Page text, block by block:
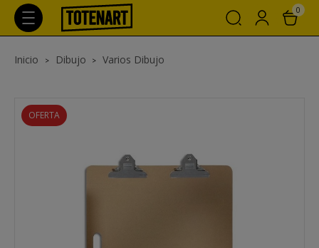
0
Inicio Dibujo Varios Dibujo
OFERTA